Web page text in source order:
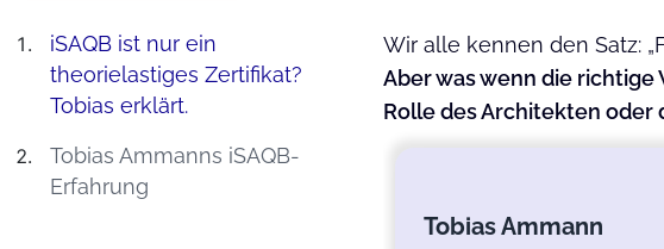
iSAQB ist nur ein
theorielastiges Zertifikat?
Tobias erklärt.
Tobias Ammanns iSAQB-
Erfahrung
Wir alle kennen den Satz:
Aber was wenn die richtige
Rolle des Architekten oder
Tobias Ammann